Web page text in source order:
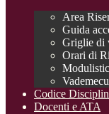
Area
Guida
Griglie di
Orari di
Codice
Docenti e ATA